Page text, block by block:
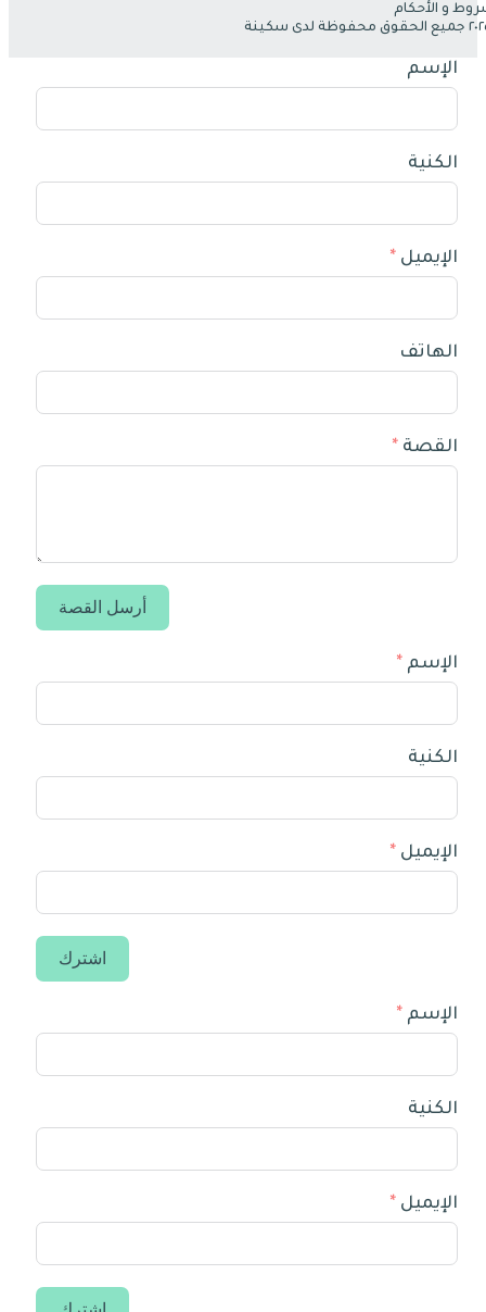
و الأحكام
الإسم
الكنية
الإيميل
الهاتف
القصة
أرسل القصة
الإسم
الكنية
الإيميل
اشترك
الإسم
الكنية
الإيميل